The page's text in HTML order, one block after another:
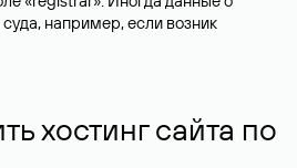
например, если возник
хостинг сайта по